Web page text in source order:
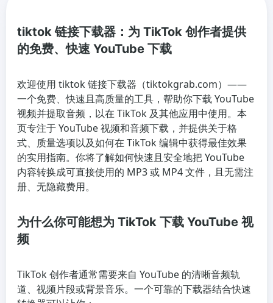
tiktok 链接下载器：为 TikTok 创作者提供
的免费、快速 YouTube 下载
欢迎使用 tiktok 链接下载器（tiktokgrab.com）——
一个免费、快速且高质量的工具，帮助你下载 YouTube
视频并提取音频，以在 TikTok 及其他应用中使用。本
页专注于 YouTube 视频和音频下载，并提供关于格
式、质量选项以及如何在 TikTok 编辑中获得最佳效果
的实用指南。你将了解如何快速且安全地把 YouTube
内容转换成可直接使用的 MP3 或 MP4 文件，且无需注
册、无隐藏费用。
为什么你可能想为 TikTok 下载 YouTube 视
频
TikTok 创作者通常需要来自 YouTube 的清晰音频轨
道、视频片段或背景音乐。一个可靠的下载器结合快速